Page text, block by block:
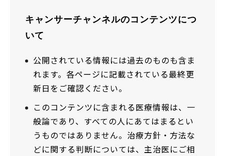
キャンサーチャンネルのコンテンツにつ
いて
公開されている情報には過去のものも含ま
れます。各ページに記載されている最終更
新日をご確認ください。
このコンテンツに含まれる医療情報は、一
般論であり、すべての人にあてはまるとい
うものではありません。治療方針・方法な
どに関する判断については、主治医にご相